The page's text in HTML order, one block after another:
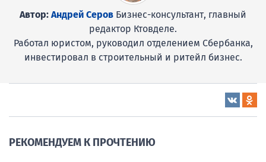
Автор: Андрей Серов Бизнес-консультант, главный
редактор Ктовделе.
Работал юристом, руководил отделением Сбербанка,
инвестировал в строительный и ритейл бизнес.
РЕКОМЕНДУЕМ К ПРОЧТЕНИЮ